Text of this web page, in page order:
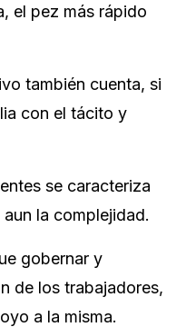
el pez más rápido
también cuenta, si
con el tácito y
se caracteriza
la complejidad.
gobernar y
de los trabajadores,
a la misma.